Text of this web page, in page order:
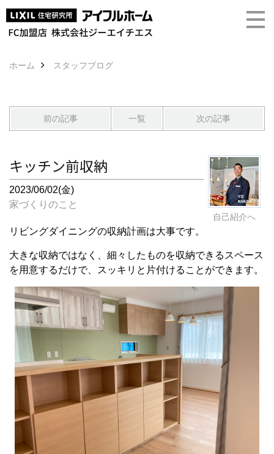
ホーム スタッフブログ
前の記事 一覧 次の記事
自己紹介へ
キッチン前収納
2023/06/02(金)
家づくりのこと
リビングダイニングの収納計画は大事です。
大きな収納ではなく、細々したものを収納できるスペース
を用意するだけで、スッキリと片付けることができます。